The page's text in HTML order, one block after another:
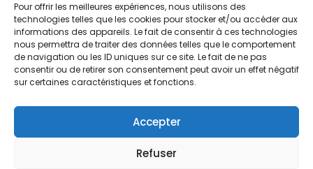
Pour offrir les meilleures expériences, nous utilisons des
technologies telles que les cookies pour stocker et/ou accéder aux
informations des appareils. Le fait de consentir à ces technologies
nous permettra de traiter des données telles que le comportement
de navigation ou les ID uniques sur ce site. Le fait de ne pas
consentir ou de retirer son consentement peut avoir un effet négatif
sur certaines caractéristiques et fonctions.
Accepter
Refuser